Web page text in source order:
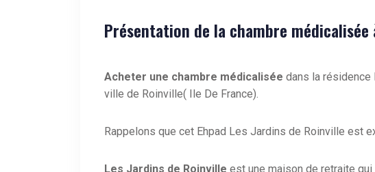
Présentation de la chambre
Acheter une chambre médicalisée dans la
ville de Roinville( Ile De France).
Rappelons que cet Ehpad Les Jardins de Roinville est
Les Jardins de Roinville est une maison de retraite